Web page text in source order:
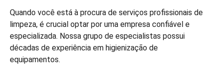
Quando você está à procura de serviços profissionais de
limpeza, é crucial optar por uma empresa confiável e
especializada. Nossa grupo de especialistas possui
décadas de experiência em higienização de
equipamentos.